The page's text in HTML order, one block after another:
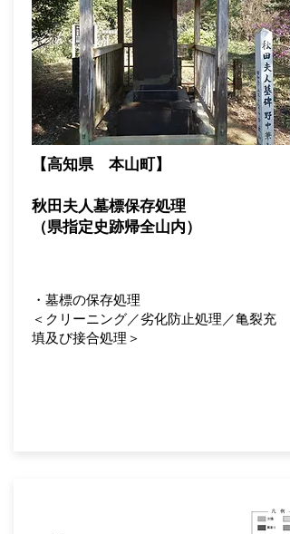
【高知県 本山町】
​秋田夫人墓標保存処理
​（県指定史跡帰全山内）
・墓標の保存処理
＜クリーニング／劣化防止処理 ／亀裂充
填及び接合処理＞